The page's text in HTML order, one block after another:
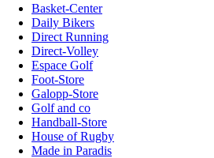
Basket-Center
Daily Bikers
Direct Running
Direct-Volley
Espace Golf
Foot-Store
Galopp-Store
Golf and co
Handball-Store
House of Rugby
Made in Paradis